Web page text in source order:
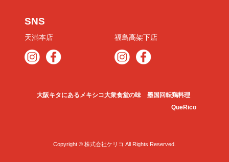
SNS
天満本店 福島高架下店
大阪キタにあるメキシコ大衆食堂の味 墨国回転鶏料理
QueRico
Copyright © 株式会社ケリコ All Rights Reserved.